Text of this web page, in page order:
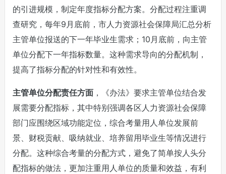
的引进规模，制定年度指标分配方案。分配过程注重调
查研究，每年9月底前，市人力资源社会保障局汇总分析
主管单位报送的下一年毕业生需求；10月底前，向主管
单位分配下一年指标数量。这种需求导向的分配机制，
提高了指标分配的针对性和有效性。
主管单位分配责任方面，《办法》要求主管单位结合发
展需要分配指标，其中特别强调各区人力资源社会保障
部门应围绕区域功能定位，综合考量用人单位发展前
景、财税贡献、吸纳就业、培养留用毕业生等情况进行
分配。这种综合考量的分配方式，避免了简单按人头分
配指标的做法，更加注重用人单位的质量和效益，有利